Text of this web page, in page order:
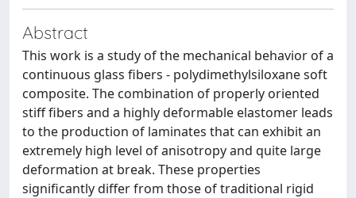
Abstract
This work is a study of the mechanical behavior of a
continuous glass fibers - polydimethylsiloxane soft
composite. The combination of properly oriented
stiff fibers and a highly deformable elastomer leads
to the production of laminates that can exhibit an
extremely high level of anisotropy and quite large
deformation at break. These properties
significantly differ from those of traditional rigid